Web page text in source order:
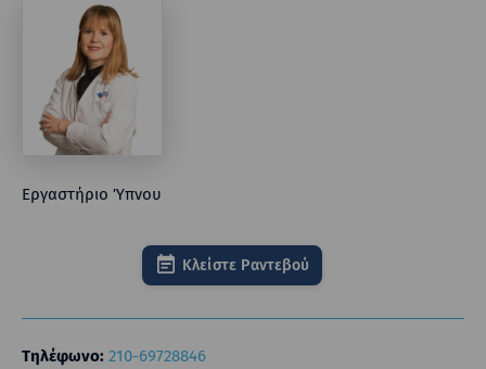
Εργαστήριο Ύπνου
Κλείστε Ραντεβού
Τηλέφωνο: 210-69728846